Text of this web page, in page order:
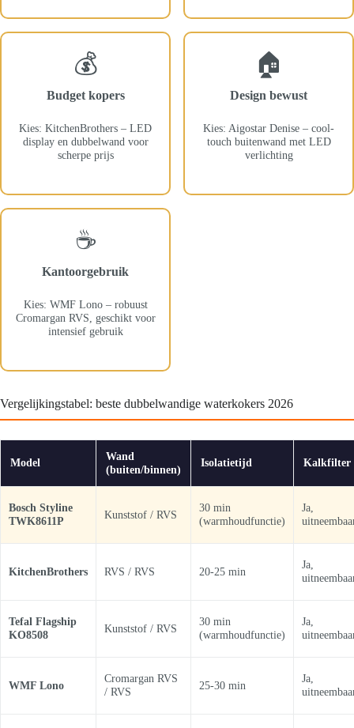
💰
Budget kopers
Kies: KitchenBrothers – LED
display en dubbelwand voor
scherpe prijs
🏠
Design bewust
Kies: Aigostar Denise – cool-
touch buitenwand met LED
verlichting
☕
Kantoorgebruik
Kies: WMF Lono – robuust
Cromargan RVS, geschikt voor
intensief gebruik
Vergelijkingstabel: beste dubbelwandige waterkokers 2026
Model
Wand
(buiten/binnen)
Isolatietijd Kalkfilter
Bosch Styline
TWK8611P
Kunststof / RVS
30 min
(warmhoudfunctie)
Ja,
KitchenBrothers RVS / RVS 20-25 min
Ja,
Tefal Flagship
KO8508
Kunststof / RVS
30 min
(warmhoudfunctie)
Ja,
WMF Lono
Cromargan RVS
/ RVS
25-30 min
Ja,